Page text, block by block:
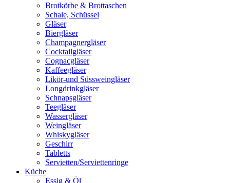
Brotkörbe & Brottaschen
Schale, Schüssel
Gläser
Biergläser
Champagnergläser
Cocktailgläser
Cognacgläser
Kaffeegläser
Likör-und Süssweingläser
Longdrinkgläser
Schnapsgläser
Teegläser
Wassergläser
Weingläser
Whiskygläser
Geschirr
Tabletts
Servietten/Serviettenringe
Küche
Essig & Öl